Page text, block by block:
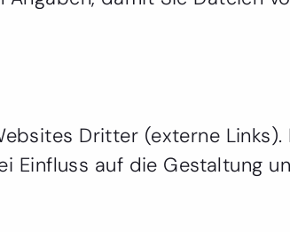
Dritter (externe
Einfluss auf die Gestaltung